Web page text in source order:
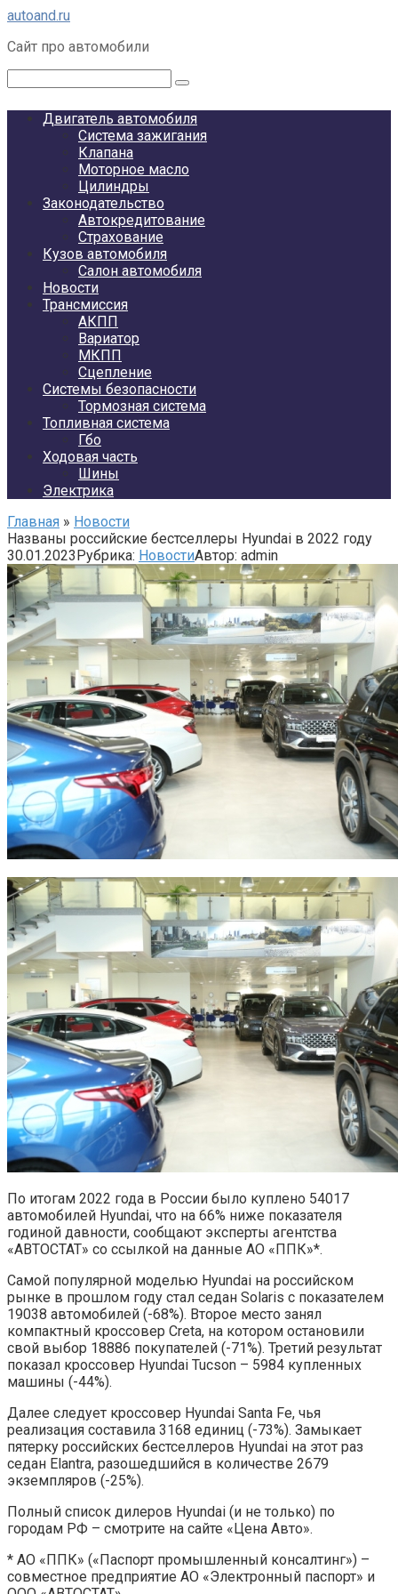
Перейти
контенту
autoand.ru
Сайт про автомобили
Двигатель автомобиля
Система зажигания
Клапана
Моторное масло
Цилиндры
Законодательство
Автокредитование
Страхование
Кузов автомобиля
Салон автомобиля
Новости
Трансмиссия
АКПП
Вариатор
МКПП
Сцепление
Системы безопасности
Тормозная система
Топливная система
Гбо
Ходовая часть
Шины
Электрика
Главная » Новости
Названы российские бестселлеры Hyundai в 2022 году
30.01.2023Рубрика: НовостиАвтор: admin
По итогам 2022 года в России было куплено 54017
автомобилей Hyundai, что на 66% ниже показателя
годиной давности, сообщают эксперты агентства
«АВТОСТАТ» со ссылкой на данные АО «ППК»*.
Самой популярной моделью Hyundai на российском
рынке в прошлом году стал седан Solaris с показателем
19038 автомобилей (-68%). Второе место занял
компактный кроссовер Creta, на котором остановили
свой выбор 18886 покупателей (-71%). Третий результат
показал кроссовер Hyundai Tucson – 5984 купленных
машины (-44%).
Далее следует кроссовер Hyundai Santa Fе, чья
реализация составила 3168 единиц (-73%). Замыкает
пятерку российских бестселлеров Hyundai на этот раз
седан Elantra, разошедшийся в количестве 2679
экземпляров (-25%).
Полный список дилеров Hyundai (и не только) по
городам РФ – смотрите на сайте «Цена Авто».
* АО «ППК» («Паспорт промышленный консалтинг») –
совместное предприятие АО «Электронный паспорт» и